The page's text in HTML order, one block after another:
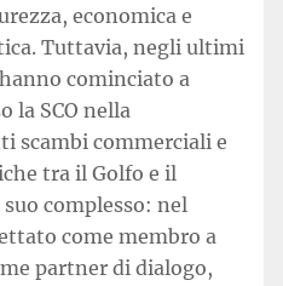
economica e
Tuttavia, negli ultimi
cominciato a
la SCO nella
scambi commerciali e
tra il Golfo e il
complesso: nel
come membro a
partner di dialogo,